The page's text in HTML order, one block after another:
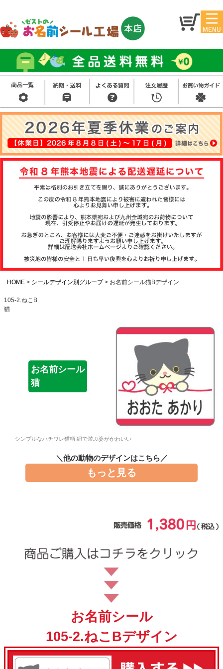
マイ
ジ
お名
前シ
ール
アイ
ロン
シー
ル
お買
い得
セッ
ト
スタ
ンプ
その
他
注文履歴
て
よくある質問
商品ガイド
会社概要
お問い合わせ
会員登録
HOME シールデザイン別グループ お名前シール猫Bデザイン
105-2.ねこB
猫
お名前シール
猫
シンプルなハチワレ猫柄 紐で遊ぶ姿がかわいい
＼他の動物のデザインはこちら／
もっと見る
お名前シール
105-2.ねこBデザイン